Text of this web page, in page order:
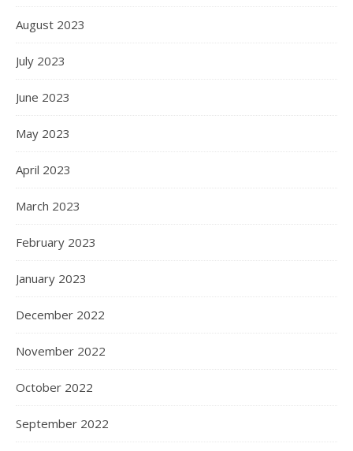
August 2023
July 2023
June 2023
May 2023
April 2023
March 2023
February 2023
January 2023
December 2022
November 2022
October 2022
September 2022